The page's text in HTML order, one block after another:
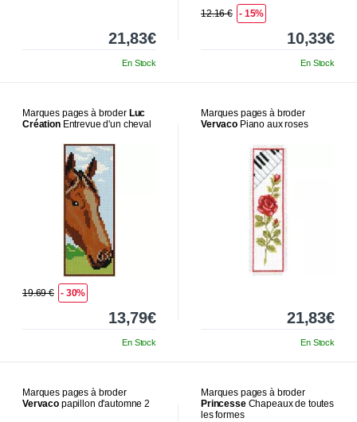
21,83€
En Stock
12.16 € - 15%
10,33€
En Stock
Marques pages à broder Luc
CréationEntrevue d'un cheval
19.69 € - 30%
13,79€
En Stock
Marques pages à broder
Vervaco Piano aux roses
21,83€
En Stock
Marques pages à broder
Vervaco papillon d'automne 2
Marques pages à broder
PrincesseChapeaux de toutes
les formes